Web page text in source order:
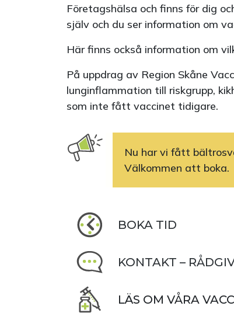
Företagshälsa och finns för dig
själv och du ser information om
Här finns också information om
På uppdrag av Region Skåne
lunginflammation till riskgrupp,
som inte fått vaccinet tidigare.
Nu har vi fått
Välkommen att boka.
BOKA TID
KONTAKT –
LÄS OM VÅRA